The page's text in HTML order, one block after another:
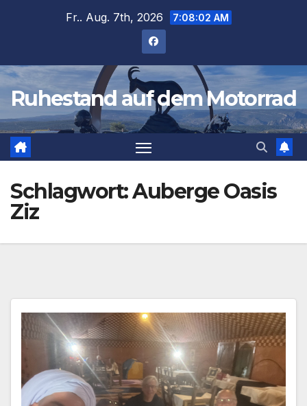
Fr.. Aug. 7th, 2026 7:08:03 AM
Ruhestand auf dem Motorrad
Schlagwort:Auberge Oasis
Ziz